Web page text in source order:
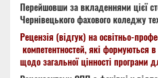
Перейшовши за вкладеннями цієї
Чернівецького фахового коледжу
Рецензія (відгук) на освітньо-
компетентностей, які формуються
щодо загальної цінності програми